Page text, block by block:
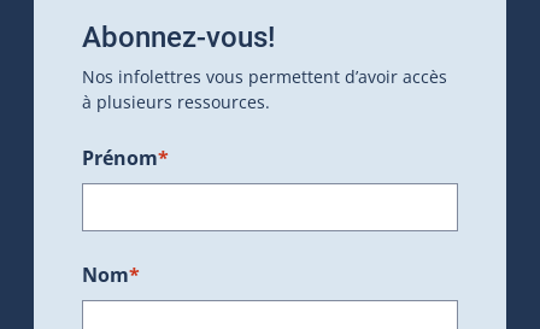
Abonnez-vous!
Nos infolettres vous permettent d’avoir accès
à plusieurs ressources.
Prénom*
Nom*